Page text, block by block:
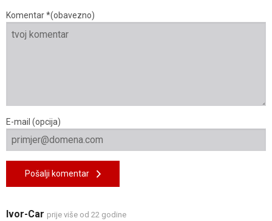
Komentar *(obavezno)
E-mail (opcija)
Pošalji komentar
Ivor-Car prije više od 22 godine